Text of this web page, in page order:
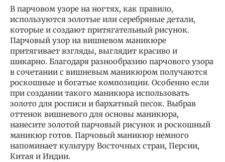
В парчовом узоре на ногтях, как правило,
используются золотые или серебряные детали,
которые и создают притягательный рисунок.
Парчовый узор на вишневом маникюре
притягивает взгляды, выглядит красиво и
шикарно. Благодаря разнообразию парчового узора
в сочетании с вишневым маникюром получаются
роскошные и богатые композиции. Особенно если
при создании такого маникюра использовать
золото для росписи и бархатный песок. Выбрав
оттенок вишневого для основы маникюра,
нанесите золотой парчовый рисунок и роскошный
маникюр готов. Парчовый маникюр немного
напоминает культуру Восточных стран, Персии,
Китая и Индии.